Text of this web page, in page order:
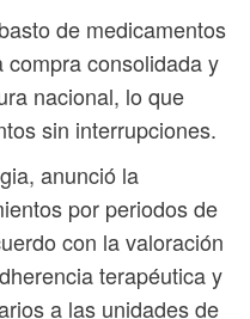
de medicamentos
consolidada y
nacional, lo que
sin interrupciones.
anunció la
por periodos de
con la valoración
terapéutica y
a las unidades de